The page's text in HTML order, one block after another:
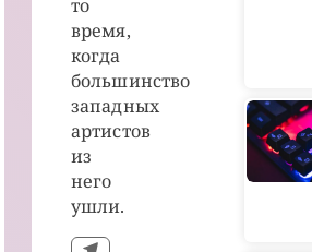
то
время,
когда
большинство
западных
артистов
из
него
ушли.